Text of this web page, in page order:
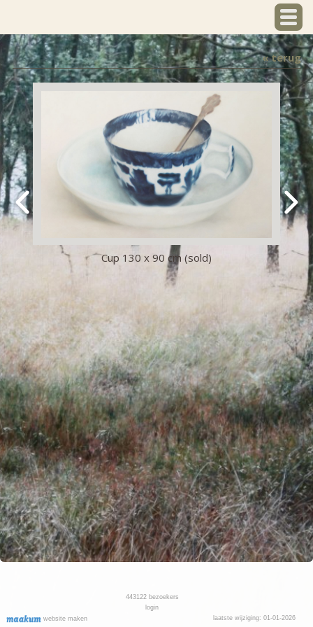
« terug
Cup 130 x 90 cm (sold)
website maken
443122bezoekers
login
laatste wijziging: 01-01-2026